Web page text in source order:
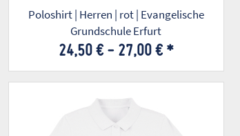
Poloshirt | Herren | rot | Evangelische
Grundschule Erfurt
24,50 € - 27,00 € *